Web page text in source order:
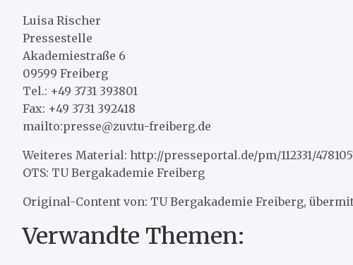
Luisa Rischer
Pressestelle
Akademiestraße 6
09599 Freiberg
Tel.: +49 3731 393801
Fax: +49 3731 392418
mailto:presse@zuv.tu-freiberg.de
Weiteres Material: http://presseportal.de/pm/112331/
OTS: TU Bergakademie Freiberg
Original-Content von: TU Bergakademie Freiberg,
Verwandte Themen: